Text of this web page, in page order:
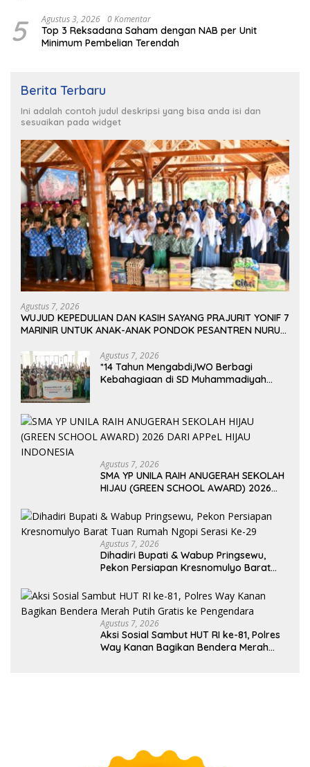
5 Agustus 3, 2026 0 Komentar
Top 3 Reksadana Saham dengan NAB per Unit
Minimum Pembelian Terendah
Berita Terbaru
Ini adalah contoh judul deskripsi yang bisa anda isi dan
sesuaikan pada widget
Agustus 7, 2026
WUJUD KEPEDULIAN DAN KASIH SAYANG PRAJURIT YONIF 7
MARINIR UNTUK ANAK-ANAK PONDOK PESANTREN NURUL
Agustus 7, 2026
*14 Tahun Mengabdi,IWO Berbagi
Kebahagiaan di SD Muhammadiyah
Agustus 7, 2026
SMA YP UNILA RAIH ANUGERAH SEKOLAH
HIJAU (GREEN SCHOOL AWARD) 2026
Agustus 7, 2026
Dihadiri Bupati & Wabup Pringsewu,
Pekon Persiapan Kresnomulyo Barat
Agustus 7, 2026
Aksi Sosial Sambut HUT RI ke-81, Polres
Way Kanan Bagikan Bendera Merah